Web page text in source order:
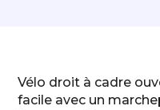
Vélo droit à cadre
facile avec un